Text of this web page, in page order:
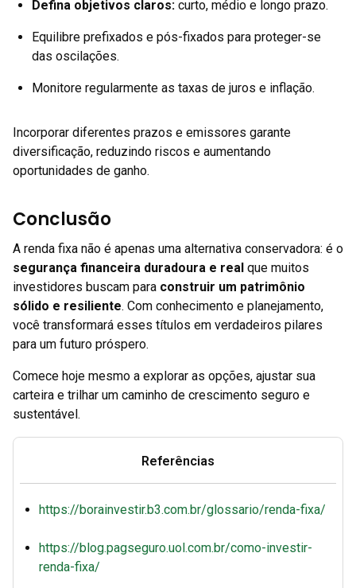
Defina objetivos claros: curto, médio e longo prazo.
Equilibre prefixados e pós-fixados para proteger-se
das oscilações.
Monitore regularmente as taxas de juros e inflação.
Incorporar diferentes prazos e emissores garante
diversificação, reduzindo riscos e aumentando
oportunidades de ganho.
Conclusão
A renda fixa não é apenas uma alternativa conservadora: é o
segurança financeira duradoura e real que muitos
investidores buscam para construir um patrimônio
sólido e resiliente. Com conhecimento e planejamento,
você transformará esses títulos em verdadeiros pilares
para um futuro próspero.
Comece hoje mesmo a explorar as opções, ajustar sua
carteira e trilhar um caminho de crescimento seguro e
sustentável.
Referências
https://borainvestir.b3.com.br/glossario/renda-fixa/
https://blog.pagseguro.uol.com.br/como-investir-
renda-fixa/